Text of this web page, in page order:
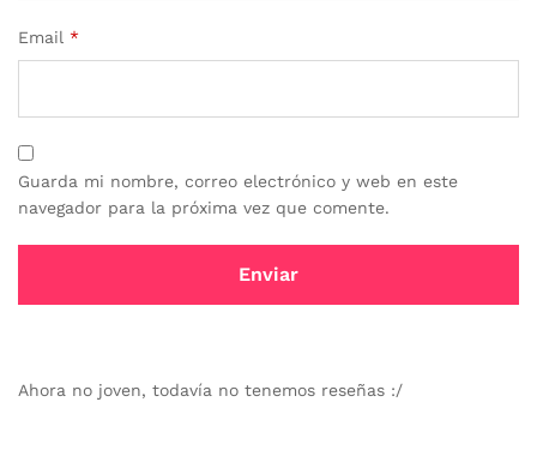
Email *
Guarda mi nombre, correo electrónico y web en este
navegador para la próxima vez que comente.
Ahora no joven, todavía no tenemos reseñas :/